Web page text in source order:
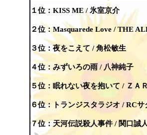
１位： KISS ME / 氷室京介
２位：Masquarede Love / THE
３位：夜をこえて / 角松敏生
４位： みずいろの雨 / 八神純子
５位：眠れない夜を抱いて / ＺＡ
６位：トランジスタラジオ / RCサ
７位：天河伝説殺人事件 / 関口誠人